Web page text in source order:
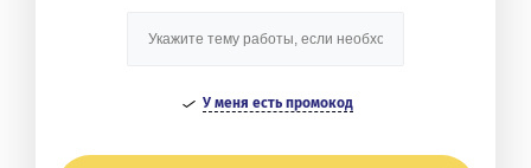
У меня есть промокод